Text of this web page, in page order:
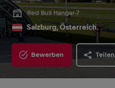
Red Bull Hangar-7
Salzburg, Österreich
Bewerben Teilen